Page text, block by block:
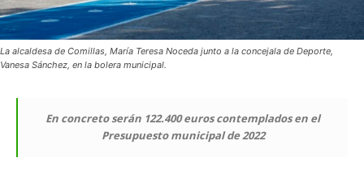
La alcaldesa de Comillas, María Teresa Noceda junto a la concejala de Deporte,
Vanesa Sánchez, en la bolera municipal.
En concreto serán 122.400 euros contemplados en el
Presupuesto municipal de 2022